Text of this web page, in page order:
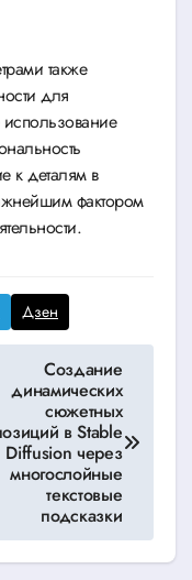
также
для
к деталям в
фактором
Дзен
Создание
динамических
сюжетных
в Stable
Diffusion через
многослойные
текстовые
подсказки